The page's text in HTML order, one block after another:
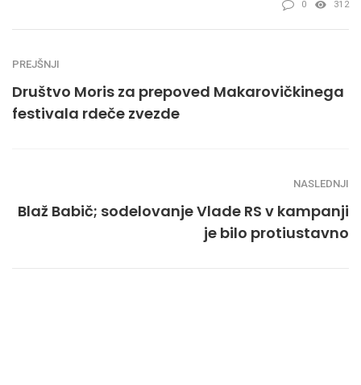
0 312
PREJŠNJI
Društvo Moris za prepoved Makarovičkinega
festivala rdeče zvezde
NASLEDNJI
Blaž Babič; sodelovanje Vlade RS v kampanji
je bilo protiustavno